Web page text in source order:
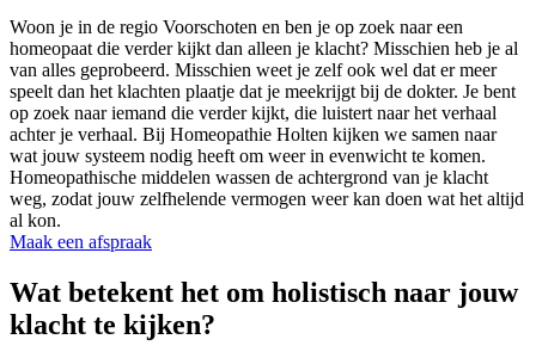
Woon je in de regio Voorschoten en ben je op zoek naar een
homeopaat die verder kijkt dan alleen je klacht? Misschien heb je al
van alles geprobeerd. Misschien weet je zelf ook wel dat er meer
speelt dan het klachten plaatje dat je meekrijgt bij de dokter. Je bent
op zoek naar iemand die verder kijkt, die luistert naar het verhaal
achter je verhaal. Bij Homeopathie Holten kijken we samen naar
wat jouw systeem nodig heeft om weer in evenwicht te komen.
Homeopathische middelen wassen de achtergrond van je klacht
weg, zodat jouw zelfhelende vermogen weer kan doen wat het altijd
al kon.
Maak een afspraak
Wat betekent het om holistisch naar jouw
klacht te kijken?